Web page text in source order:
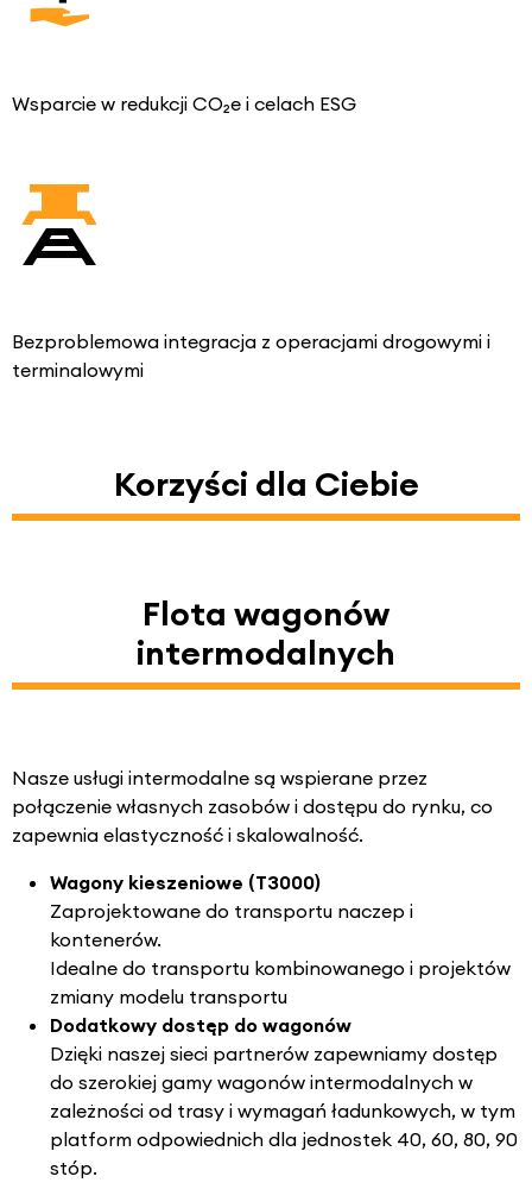
Wsparcie w redukcji CO₂e i celach ESG
Bezproblemowa integracja z operacjami drogowymi i
terminalowymi
Korzyści dla Ciebie
Flota wagonów
intermodalnych
Nasze usługi intermodalne są wspierane przez
połączenie własnych zasobów i dostępu do rynku, co
zapewnia elastyczność i skalowalność.
Wagony kieszeniowe (T3000)
Zaprojektowane do transportu naczep i
kontenerów.
Idealne do transportu kombinowanego i projektów
zmiany modelu transportu
Dodatkowy dostęp do wagonów
Dzięki naszej sieci partnerów zapewniamy dostęp
do szerokiej gamy wagonów intermodalnych w
zależności od trasy i wymagań ładunkowych, w tym
platform odpowiednich dla jednostek 40, 60, 80, 90
stóp.